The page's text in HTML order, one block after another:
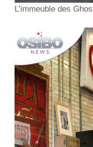
L’immeuble des